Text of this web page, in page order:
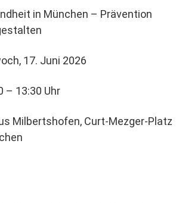
in München – Prävention
17. Juni 2026
– 13:30 Uhr
Milbertshofen, Curt-Mezger-Platz